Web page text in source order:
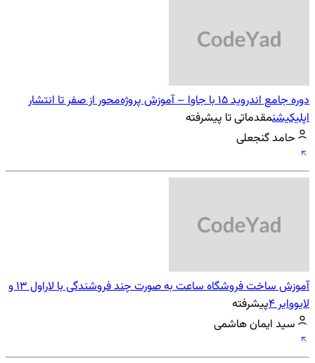
دوره جامع اندروید 15 با جاوا – آموزش پروژه‌محور از صفر تا انتشار
اپلیکیشنمقدماتی تا پیشرفته
حامد گنجعلی
آموزش ساخت فروشگاه ساعت به صورت چند فروشندگی با لاراول 13 و
لایووایر 4 پیشرفته
سید ایمان هاشمی